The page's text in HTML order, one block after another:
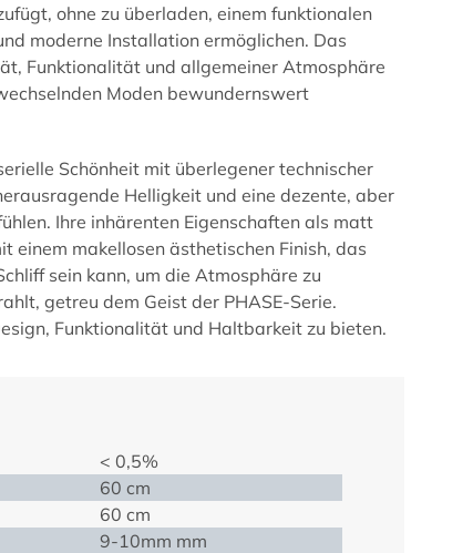
ohne zu überladen, einem funktionalen
moderne Installation ermöglichen. Das
Funktionalität und allgemeiner Atmosphäre
Moden bewundernswert
Schönheit mit überlegener technischer
Helligkeit und eine dezente, aber
Ihre inhärenten Eigenschaften als matt
makellosen ästhetischen Finish, das
sein kann, um die Atmosphäre zu
getreu dem Geist der PHASE-Serie.
Funktionalität und Haltbarkeit zu bieten.
< 0,5%
60 cm
60 cm
9-10mm mm